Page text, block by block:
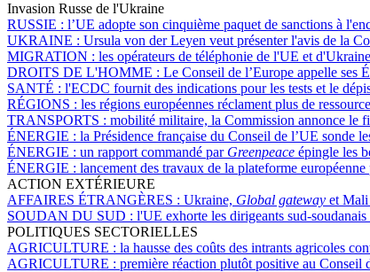
Invasion Russe de l'Ukraine
RUSSIE : l’UE adopte son cinquième paquet de sanctions à
UKRAINE : Ursula von der Leyen veut présenter l'avis de la
MIGRATION : les opérateurs de téléphonie de l'UE et
DROITS DE L'HOMME : Le Conseil de l’Europe appelle ses
SANTÉ : l'ECDC fournit des indications pour les tests et le
RÉGIONS : les régions européennes réclament plus de
TRANSPORTS : mobilité militaire, la Commission annonce le
ÉNERGIE : la Présidence française du Conseil de l’UE sonde
ÉNERGIE : un rapport commandé par Greenpeace épingle les
ÉNERGIE : lancement des travaux de la plateforme
ACTION EXTÉRIEURE
AFFAIRES ÉTRANGÈRES : Ukraine, Global gateway et Mali
SOUDAN DU SUD : l'UE exhorte les dirigeants sud-
POLITIQUES SECTORIELLES
AGRICULTURE : la hausse des coûts des intrants agricoles
AGRICULTURE : première réaction plutôt positive au Conseil